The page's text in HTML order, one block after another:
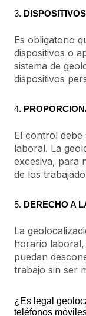
3.
Es obligatorio
dispositivos o
sistema de
dispositivos
4.
El control
laboral. La
excesiva, para
de los
5. DERECHO A
La
horario laboral,
puedan
trabajo sin ser
¿Es legal
teléfonos